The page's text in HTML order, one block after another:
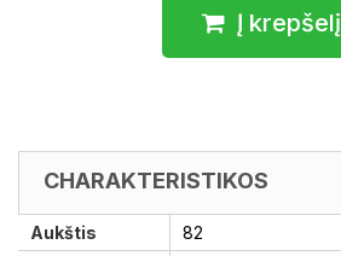
Į krepšelį
CHARAKTERISTIKOS
Aukštis
82